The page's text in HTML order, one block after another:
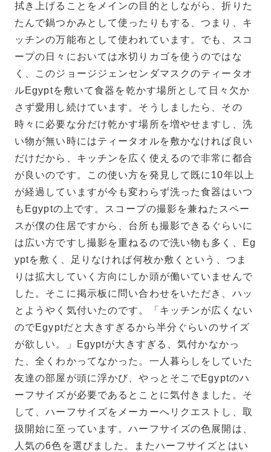
拭き上げることをメインの目的としながら、折りた
たんで鍋つかみとして使ったりもする、つまり、キ
ッチンの万能布として使われています。でも、スコ
ープの日々においては水切りカゴを使うのではな
く、このジョージジェンセンダマスクのティータオ
ルEgyptを敷いて食器を乾かす場所として日々欠か
さず愛用し続けています。そうしましたら、その
時々に必要な分だけ乾かす場所を増やせますし、洗
い物が無い時にはティータオルを敷かなければ良い
だけだから、キッチンを広く使えるので非常に都合
が良いのです。この使い方を発見して既に10年以上
が経過していますが今も変わらず洗った食器はいつ
もEgyptの上です。スコープの撮影を兼ねたスペー
スが僕の住居ですから、台所も撮影できるぐらいに
は広い方ですし撮影を重ねるので洗い物も多く、Eg
yptを敷く、足りなければ何枚か敷くという、つま
りは拡大していく方向にしか頭が働いていませんで
した。そこに掲示板に問い合わせをいただき、ハッ
とようやく気付いたのです。「キッチンが広くない
のでEgyptだと大きすぎるから半分ぐらいのサイズ
が欲しい。」Egyptが大きすぎる、気付かなかっ
た、全くわかってなかった。一人暮らしをしていた
友達の部屋が頭に浮かび、やっとそこでEgyptのハ
ーフサイズが必要であるとことに気付きました。そ
して、ハーフサイズをメーカーへリクエストし、取
扱開始に至っています。ハーフサイズの色展開は、
人気の6色を選びました。またハーフサイズとはい